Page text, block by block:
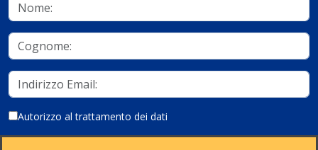
Autorizzo al trattamento dei dati